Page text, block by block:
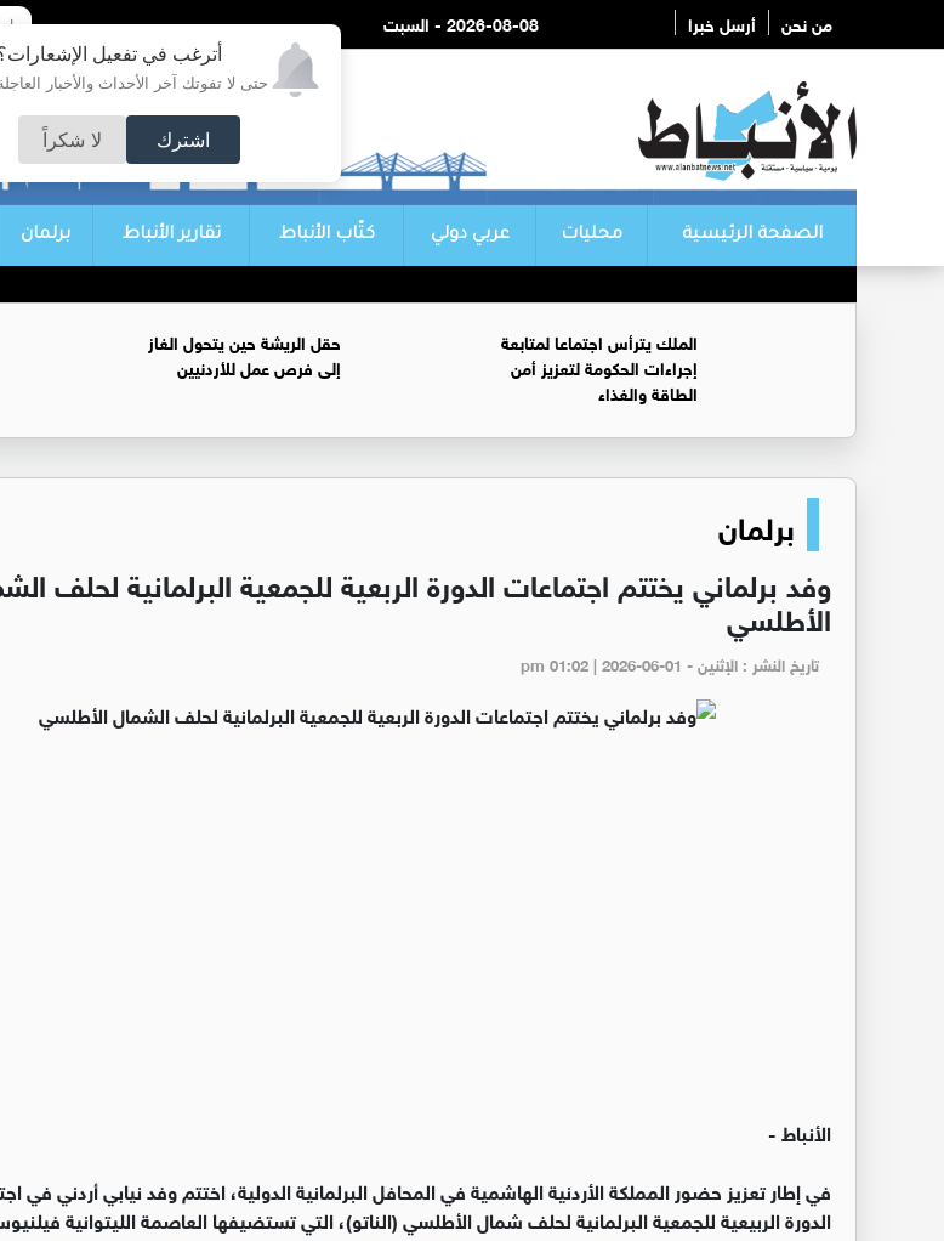
أترغب في تفعيل
حتى لا تفوتك آخر الأحداث والأخبار
اشترك لا شكراً
من نحن أرسل خبرا 2026-08-08 - السبت
الصفحة الرئيسية محليات عربي دولي كتّاب الأنباط تقارير الأنباط برلمان
الملك يترأس اجتماعا لمتابعة
إجراءات الحكومة لتعزيز أمن
الطاقة والغذاء
حقل الريشة حين يتحول الغاز
إلى فرص عمل للأردنيين
برلمان
وفد برلماني يختتم اجتماعات الدورة الربعية للجمعية البرلمانية لحلف
الأطلسي
تاريخ النشر : الإثنين - pm 01:02 | 2026-06-01
الأنباط -
في إطار تعزيز حضور المملكة الأردنية الهاشمية في المحافل البرلمانية الدولية، اختتم وفد نيابي أردني في
الدورة الربيعية للجمعية البرلمانية لحلف شمال الأطلسي (الناتو)، التي تستضيفها العاصمة الليتوانية